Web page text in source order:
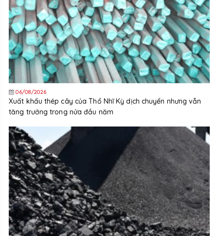
06/08/2026
Xuất khẩu thép cây của Thổ Nhĩ Kỳ dịch chuyển nhưng vẫn
tăng trưởng trong nửa đầu năm